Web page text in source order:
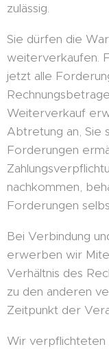
zulässig.
Sie dürfen die
weiterverkaufen.
jetzt alle
Weiterverkauf
Abtretung an, Sie
Forderungen
nachkommen,
Forderungen
Bei Verbindung
erwerben wir
Verhältnis des
zu den anderen
Zeitpunkt der
Wir verpflichteten